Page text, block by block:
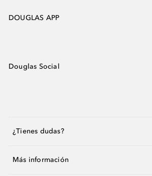
DOUGLAS APP
Douglas Social
¿Tienes dudas?
Más información